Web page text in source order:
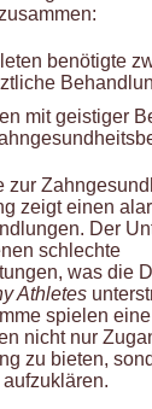
benötigte
mit geistiger
zur
zeigt einen
Der
schlechte
was die
Athletes
spielen
nicht nur
zu bieten,